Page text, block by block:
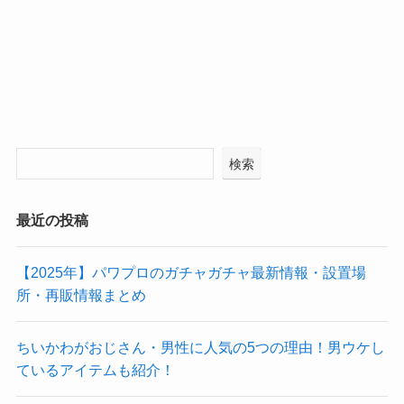
検索
最近の投稿
【2025年】パワプロのガチャガチャ最新情報・設置場
所・再販情報まとめ
ちいかわがおじさん・男性に人気の5つの理由！男ウケし
ているアイテムも紹介！